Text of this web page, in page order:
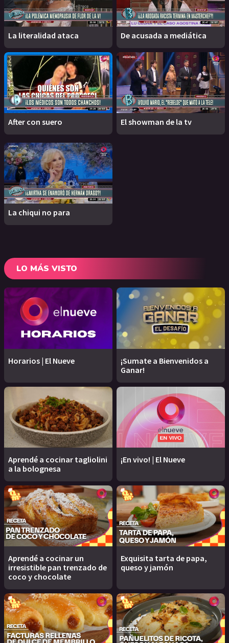
La literalidad ataca De acusada a mediática
After con suero El showman de la tv
La chiqui no para
LO MÁS VISTO
Horarios | El Nueve
¡Sumate a Bienvenidos a
Ganar!
Aprendé a cocinar tagliolini
a la bolognesa
¡En vivo! | El Nueve
Aprendé a cocinar un
irresistible pan trenzado de
coco y chocolate
Exquisita tarta de papa,
queso y jamón